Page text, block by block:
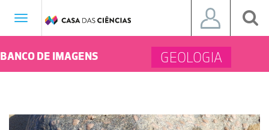
Toggle
BANCO DE IMAGENS GEOLOGIA